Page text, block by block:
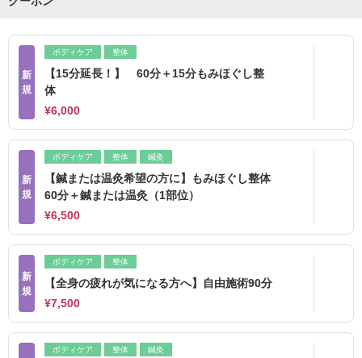
新
規
ボディケア 整体
【15分延長！】 60分＋15分もみほぐし整
体
¥6,000
新
規
ボディケア 整体 鍼灸
【鍼または温灸希望の方に】もみほぐし整体
60分＋鍼または温灸（1部位）
¥6,500
新
規
ボディケア 整体
【全身の疲れが気になる方へ】自由施術90分
¥7,500
ボディケア 整体 鍼灸